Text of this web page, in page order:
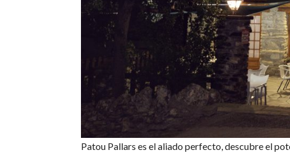
Patou Pallars es el aliado perfecto, descubre el